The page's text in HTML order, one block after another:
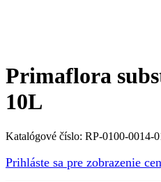
Primaflora
10L
Katalógové číslo: RP-0100-0014-
Prihláste sa pre zobrazenie